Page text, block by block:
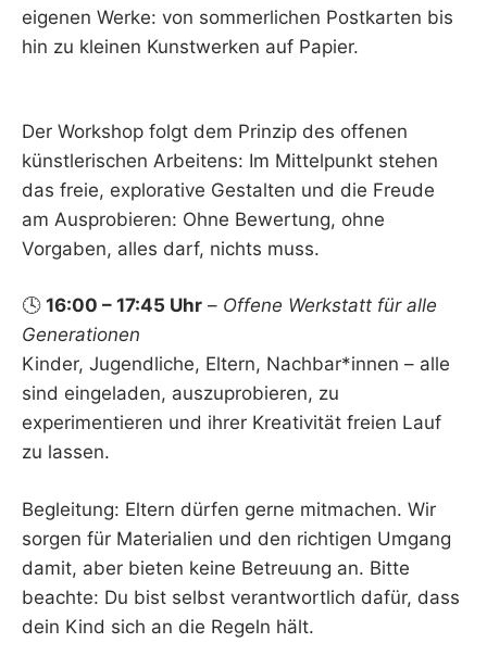
eigenen Werke: von sommerlichen Postkarten bis
hin zu kleinen Kunstwerken auf Papier.
Der Workshop folgt dem Prinzip des offenen
künstlerischen Arbeitens: Im Mittelpunkt stehen
das freie, explorative Gestalten und die Freude
am Ausprobieren: Ohne Bewertung, ohne
Vorgaben, alles darf, nichts muss.
🕓 16:00 – 17:45 Uhr – Offene Werkstatt für alle
Generationen
Kinder, Jugendliche, Eltern, Nachbar*innen – alle
sind eingeladen, auszuprobieren, zu
experimentieren und ihrer Kreativität freien Lauf
zu lassen.
Begleitung: Eltern dürfen gerne mitmachen. Wir
sorgen für Materialien und den richtigen Umgang
damit, aber bieten keine Betreuung an. Bitte
beachte: Du bist selbst verantwortlich dafür, dass
dein Kind sich an die Regeln hält.